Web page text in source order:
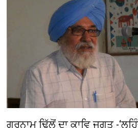
ਗੁਰਨਾਮ ਢਿੱਲੋਂ ਦਾ ਕਾਵਿ ਜਗਤ -